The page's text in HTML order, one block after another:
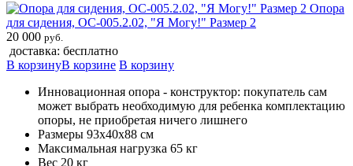
Опора
для сидения, ОС-005.2.02, "Я Могу!" Размер 2
20 000 руб.
доставка: бесплатно
В корзинуВ корзине В корзину
Инновационная опора - конструктор: покупатель сам
может выбрать необходимую для ребенка комплектацию
опоры, не приобретая ничего лишнего
Размеры 93х40х88 см
Максимальная нагрузка 65 кг
Вес 20 кг